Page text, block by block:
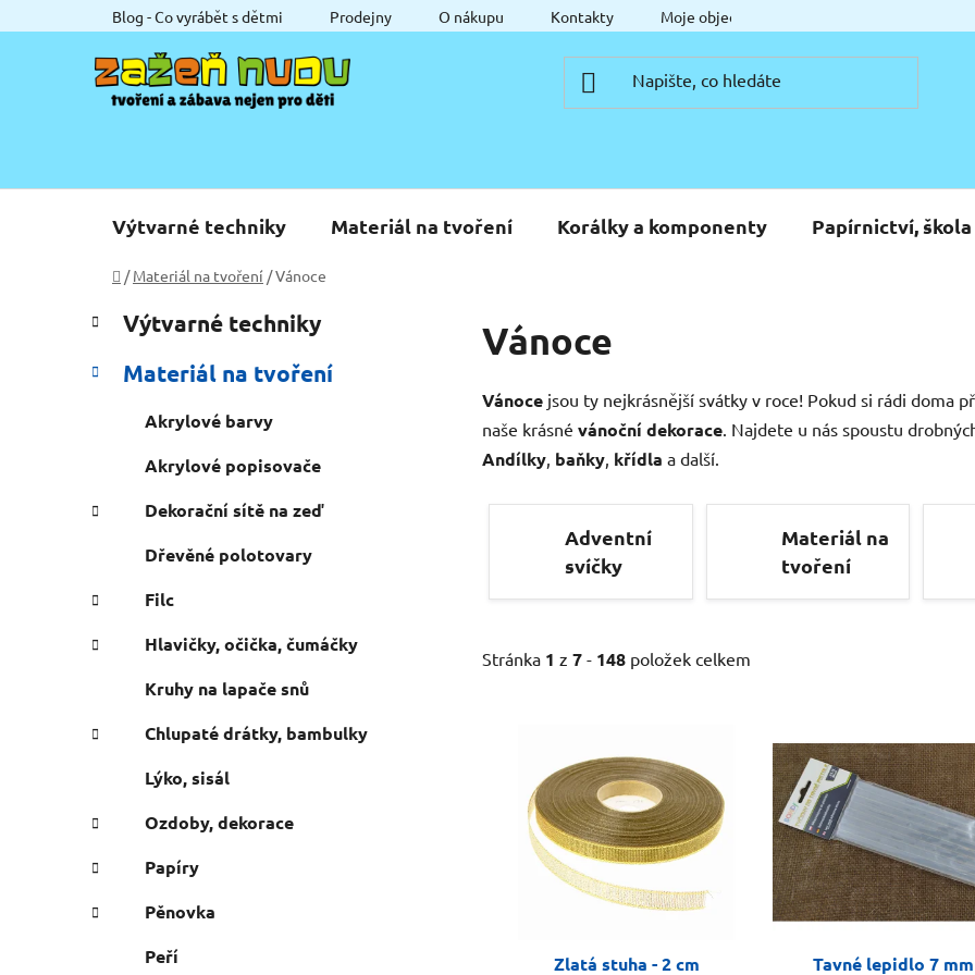
na
Blog - Co vyrábět s dětmi Prodejny O nákupu Kontakty Moje objednávka
Výtvarné techniky Materiál na tvoření Korálky a komponenty Papírnictví, škola
Domů
/ Materiál na tvoření /Vánoce
P
o
s
n
a
e
Přeskočit
kategorie
a
e
e
Výtvarné techniky
Materiál na tvoření
Akrylové barvy
Akrylové popisovače
Dekorační sítě na zeď
Dřevěné polotovary
Filc
Hlavičky, očička, čumáčky
Kruhy na lapače snů
Chlupaté drátky, bambulky
Lýko, sisál
Ozdoby, dekorace
Papíry
Pěnovka
Peří
Vánoce
Vánoce jsou ty nejkrásnější svátky v roce! Pokud si rádi doma
naše krásné vánoční dekorace . Najdete u nás spoustu
Andílky baňky křídla a další.
Adventní
svíčky
Materiál na
tvoření
Stránka 1 z 7 - 148 položek celkem
Zlatá stuha - 2 cm Tavné lepidlo 7